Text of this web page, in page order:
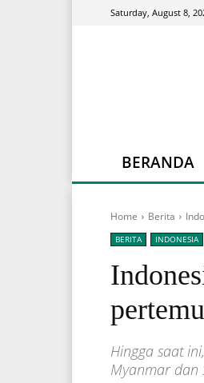
Saturday, August 8,
BERANDA
Home Berita
BERITA INDONESIA
Hingga saat
Myanmar dan